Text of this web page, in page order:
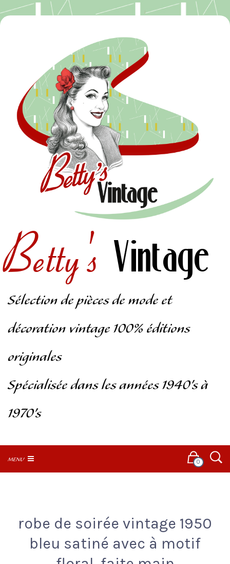
Betty's Vintage
Sélection de pièces de mode et
décoration vintage 100% éditions
originales
Spécialisée dans les années 1940’s à
1970’s
MENU 0
robe de soirée vintage 1950
bleu satiné avec à motif